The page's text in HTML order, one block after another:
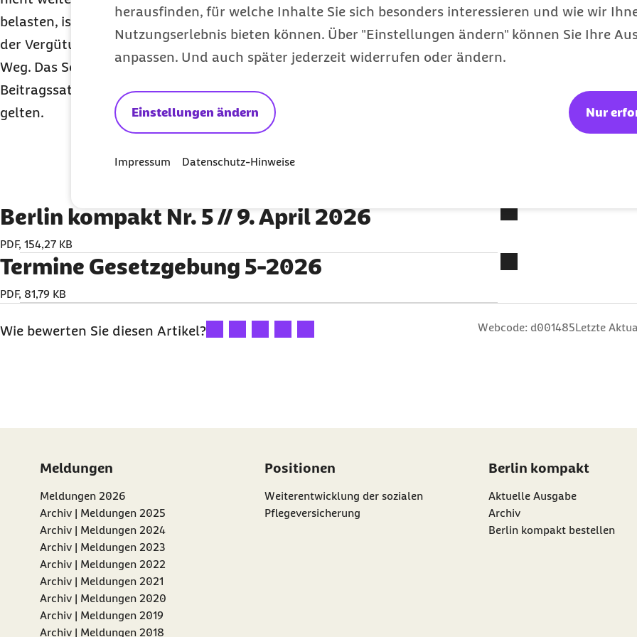
herausfinden, für welche Inhalte Sie sich besonders interessieren und wie wir
Nutzungserlebnis bieten können. Über "Einstellungen ändern" können Sie Ihre
anpassen. Und auch später jederzeit widerrufen oder ändern.
Einstellungen ändern Nur
Impressum Datenschutz-Hinweise
belasten, ist die von der Kommission vorgeschlagene globale Begrenzung
der Vergütungsanstiege in allen Leistungsbereichen der einzig richtige
Weg. Das Sozialgesetzbuch beinhaltet den Grundsatz der
Beitragssatzstabilität, dieser muss für alle Leistungsbereiche wieder
gelten.
Berlin kompakt Nr. 5 // 9. April 2026
PDF, 154,27 KB
Termine Gesetzgebung 5-2026
PDF, 81,79 KB
Wie bewerten Sie diesen Artikel?Ihre Bewertung: 1 Stern
Ihre Bewertung: 2 Sterne
Ihre Bewertung: 3 Sterne
Ihre Bewertung: 4 Sterne
Ihre Bewertung: 5 Sterne Webcode: d001485Letzte
Meldungen
Meldungen 2026
Archiv | Meldungen 2025
Archiv | Meldungen 2024
Archiv | Meldungen 2023
Archiv | Meldungen 2022
Archiv | Meldungen 2021
Archiv | Meldungen 2020
Archiv | Meldungen 2019
Archiv | Meldungen 2018
Positionen
Weiterentwicklung der sozialen
Pflegeversicherung
Berlin kompakt
Aktuelle Ausgabe
Archiv
Berlin kompakt bestellen